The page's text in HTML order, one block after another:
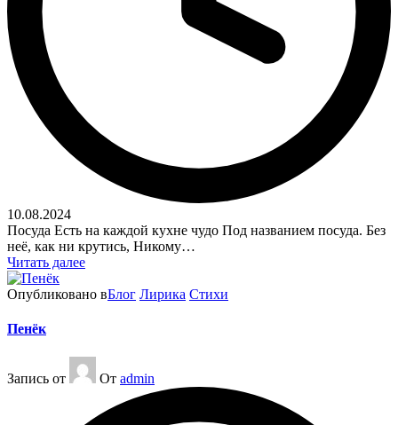
10.08.2024
Посуда Есть на каждой кухне чудо Под названием посуда. Без
неё, как ни крутись, Никому…
Читать далее
Опубликовано вБлог Лирика Стихи
Пенёк
Запись от От admin